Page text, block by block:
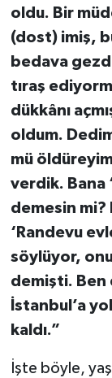
oldu. Bir
(dost) imiş,
bedava
tıraş
dükkânı
oldum.
mü
verdik. Bana
demesin mi?
‘Randevu
söylüyor,
demişti. Ben
İstanbul’a
kaldı.”
İşte böyle,